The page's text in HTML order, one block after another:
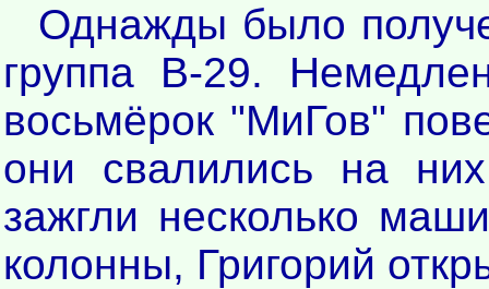
Однажды было
группа В-29.
восьмёрок "МиГов"
они свалились на
зажгли несколько
колонны, Григорий